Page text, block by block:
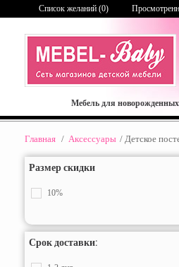
Список желаний (0)
Мебель для новорожденных
Главная / Аксессуары / Детское
Размер скидки
10%
Срок доставки: